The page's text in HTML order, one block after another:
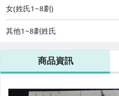
女(姓氏1~8劃)
其他1~8劃姓氏
商品資訊